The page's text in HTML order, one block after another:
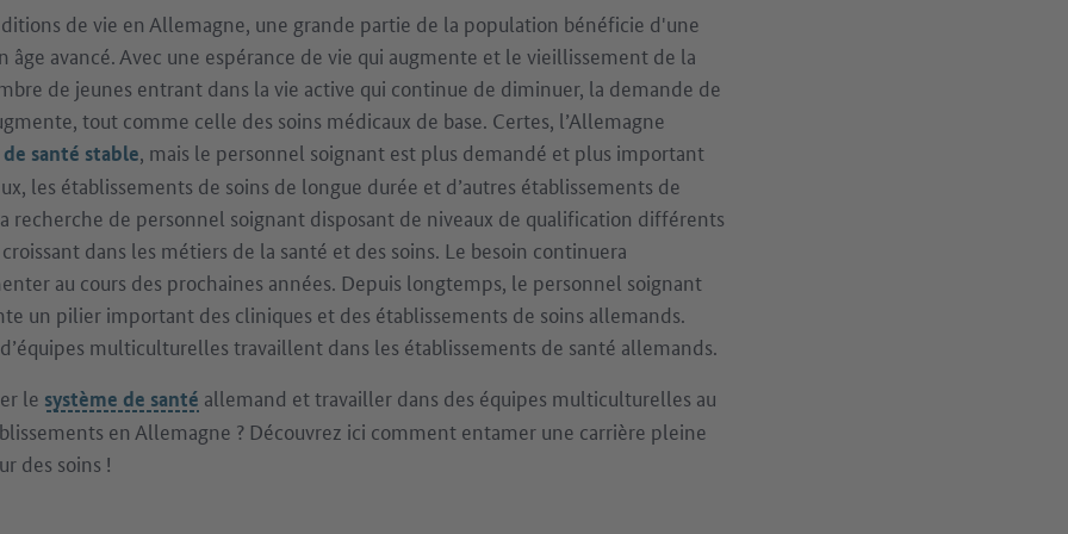
de vie en Allemagne, une grande partie de la population bénéficie d'une
âge avancé. Avec une espérance de vie qui augmente et le vieillissement de la
de jeunes entrant dans la vie active qui continue de diminuer, la demande de
tout comme celle des soins médicaux de base. Certes, l’Allemagne
santé stable, mais le personnel soignant est plus demandé et plus important
les établissements de soins de longue durée et d’autres établissements de
recherche de personnel soignant disposant de niveaux de qualification différents
dans les métiers de la santé et des soins. Le besoin continuera
au cours des prochaines années. Depuis longtemps, le personnel soignant
un pilier important des cliniques et des établissements de soins allemands.
multiculturelles travaillent dans les établissements de santé allemands.
le système de santé allemand et travailler dans des équipes multiculturelles au
en Allemagne ? Découvrez ici comment entamer une carrière pleine
des soins !